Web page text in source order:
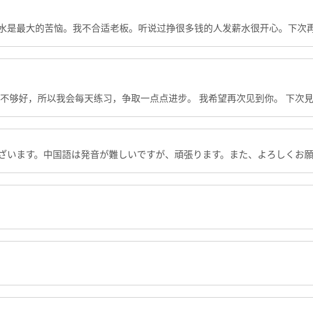
是最大的苦恼。我不合适老板。听说过挣很多钱的人发薪水很开心。下次
够好，所以我会每天练习，争取一点点进步。 我希望再次见到你。 下次見
います。中国語は発音が難しいですが、頑張ります。また、よろしくお願